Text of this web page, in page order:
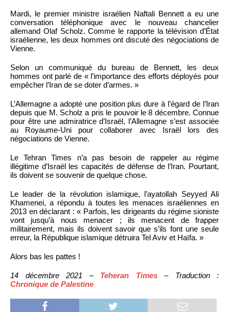
Mardi, le premier ministre israélien Naftali Bennett a eu une
conversation téléphonique avec le nouveau chancelier
allemand Olaf Scholz. Comme le rapporte la télévision d’État
israélienne, les deux hommes ont discuté des négociations de
Vienne.
Selon un communiqué du bureau de Bennett, les deux
hommes ont parlé de « l’importance des efforts déployés pour
empêcher l’Iran de se doter d’armes. »
L’Allemagne a adopté une position plus dure à l’égard de l’Iran
depuis que M. Scholz a pris le pouvoir le 8 décembre. Connue
pour être une admiratrice d’Israël, l’Allemagne s’est associée
au Royaume-Uni pour collaborer avec Israël lors des
négociations de Vienne.
Le Tehran Times n’a pas besoin de rappeler au régime
illégitime d’Israël les capacités de défense de l’Iran. Pourtant,
ils doivent se souvenir de quelque chose.
Le leader de la révolution islamique, l’ayatollah Seyyed Ali
Khamenei, a répondu à toutes les menaces israéliennes en
2013 en déclarant : « Parfois, les dirigeants du régime sioniste
vont jusqu’à nous menacer ; ils menacent de frapper
militairement, mais ils doivent savoir que s’ils font une seule
erreur, la République islamique détruira Tel Aviv et Haïfa. »
Alors bas les pattes !
14 décembre 2021 – Teheran Times– Traduction :
Chronique de Palestine